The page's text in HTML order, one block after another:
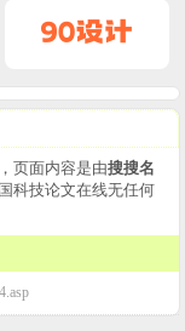
页面内容是由搜搜名
科技论文在线无任何